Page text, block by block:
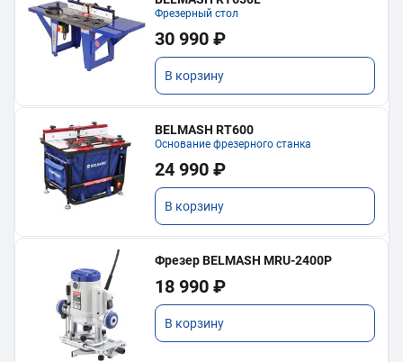
Фрезерный стол
30 990 ₽
В корзину
BELMASH RT600
Основание фрезерного станка
24 990 ₽
В корзину
Фрезер BELMASH MRU-2400P
18 990 ₽
В корзину